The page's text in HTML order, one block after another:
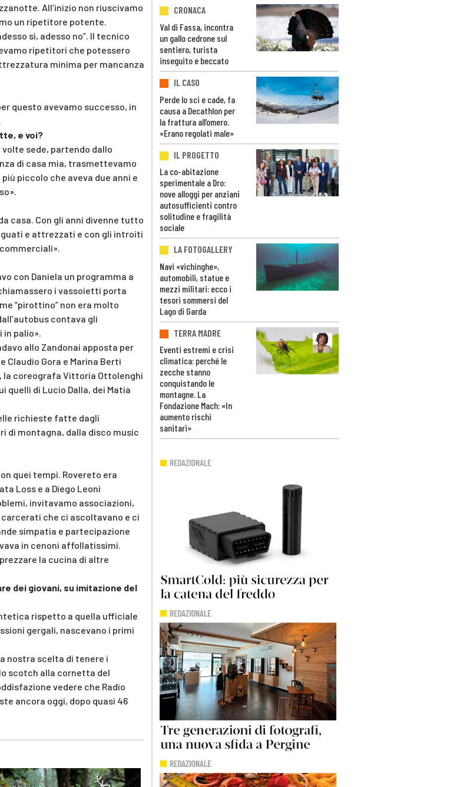
All’inizio non riuscivamo
un ripetitore potente.
sì, adesso no”. Il tecnico
ripetitori che potessero
minima per mancanza
questo avevamo successo, in
e voi?
sede, partendo dallo
di casa mia, trasmettevamo
piccolo che aveva due anni e
casa. Con gli anni divenne tutto
e attrezzati e con gli introiti
con Daniela un programma a
i vassoietti porta
“pirottino” non era molto
contava gli
in palio».
allo Zandonai apposta per
Gora e Marina Berti
la coreografa Vittoria Ottolenghi
di Lucio Dalla, dei Matia
richieste fatte dagli
di montagna, dalla disco music
quei tempi. Rovereto era
Loss e a Diego Leoni
invitavamo associazioni,
che ci ascoltavano e ci
simpatia e partecipazione
in cenoni affollatissimi.
la cucina di altre
dei giovani, su imitazione del
rispetto a quella ufficiale
gergali, nascevano i primi
nostra scelta di tenere i
scotch alla cornetta del
vedere che Radio
ancora oggi, dopo quasi 46
CRONACA
Val di Fassa, incontra
un gallo cedrone sul
sentiero, turista
inseguito e beccato
IL CASO
Perde lo sci e cade, fa
causa a Decathlon per
la frattura all’omero.
«Erano regolati male»
IL PROGETTO
La co-abitazione
sperimentale a Dro:
nove alloggi per anziani
autosufficienti contro
solitudine e fragilità
sociale
LA FOTOGALLERY
Navi «vichinghe»,
automobili, statue e
mezzi militari: ecco i
tesori sommersi del
Lago di Garda
TERRA MADRE
Eventi estremi e crisi
climatica: perché le
zecche stanno
conquistando le
montagne. La
Fondazione Mach: «In
aumento rischi
sanitari»